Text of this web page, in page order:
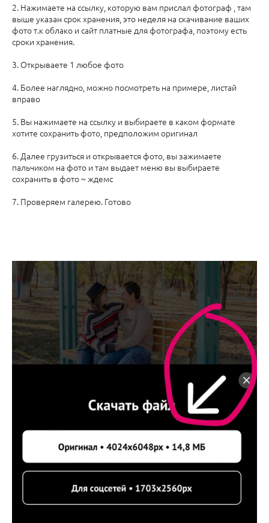
2. Нажимаете на ссылку, которую вам прислал фотограф , там
выше указан срок хранения, это неделя на скачивание ваших
фото т.к облако и сайт платные для фотографа, поэтому есть
сроки хранения.
3. Открываете 1 любое фото
4. Более наглядно, можно посмотреть на примере, листай
вправо
5. Вы нажимаете на ссылку и выбираете в каком формате
хотите сохранить фото, предположим оригинал
6. Далее грузиться и открывается фото, вы зажимаете
пальчиком на фото и там выдает меню вы выбираете
сохранить в фото ~ ждемс
7. Проверяем галерею. Готово